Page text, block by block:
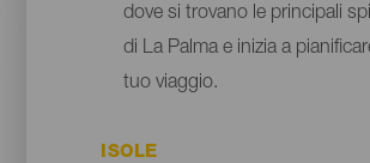
dove si trovano le principali
di La Palma e inizia a
tuo viaggio.
ISOLE